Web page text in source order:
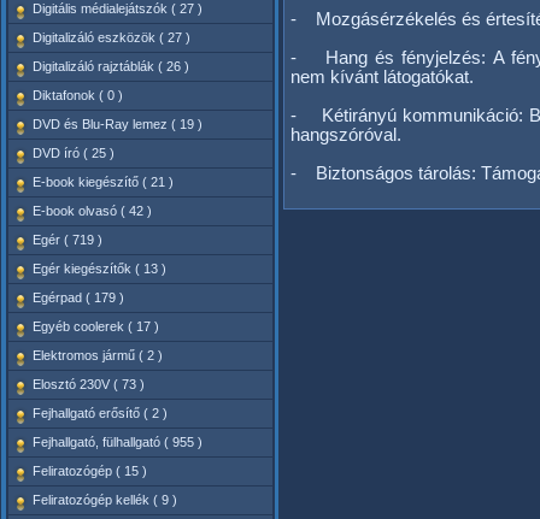
Digitális médialejátszók ( 27 )
Digitalizáló eszközök ( 27 )
Digitalizáló rajztáblák ( 26 )
Diktafonok ( 0 )
DVD és Blu-Ray lemez ( 19 )
DVD író ( 25 )
E-book kiegészítő ( 21 )
E-book olvasó ( 42 )
Egér ( 719 )
Egér kiegészítők ( 13 )
Egérpad ( 179 )
Egyéb coolerek ( 17 )
Elektromos jármű ( 2 )
Elosztó 230V ( 73 )
Fejhallgató erősítő ( 2 )
Fejhallgató, fülhallgató ( 955 )
Feliratozógép ( 15 )
Feliratozógép kellék ( 9 )
- Mozgásérzékelés és
- Hang és fényjelzés: A fény
nem kívánt látogatókat.
- Kétirányú kommunikáció:
hangszóróval.
- Biztonságos tárolás: